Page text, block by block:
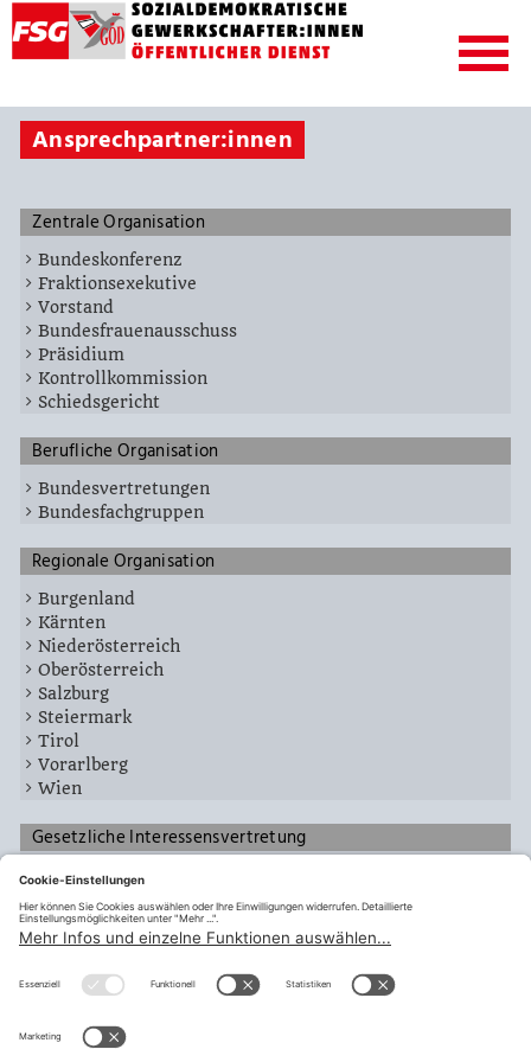
Ansprechpartner:innen
Zentrale Organisation
Bundeskonferenz
Fraktionsexekutive
Vorstand
Bundesfrauenausschuss
Präsidium
Kontrollkommission
Schiedsgericht
Berufliche Organisation
Bundesvertretungen
Bundesfachgruppen
Regionale Organisation
Burgenland
Kärnten
Niederösterreich
Oberösterreich
Salzburg
Steiermark
Tirol
Vorarlberg
Wien
Gesetzliche Interessensvertretung
Zentralausschüsse
Fachausschüsse
Landespersonalvertretung
Zentralbetriebsräte
FA Militärkommando Tirol